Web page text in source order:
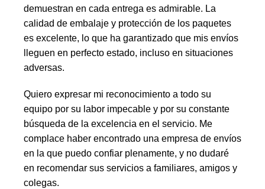
demuestran en cada entrega es admirable. La
calidad de embalaje y protección de los paquetes
es excelente, lo que ha garantizado que mis envíos
lleguen en perfecto estado, incluso en situaciones
adversas.
Quiero expresar mi reconocimiento a todo su
equipo por su labor impecable y por su constante
búsqueda de la excelencia en el servicio. Me
complace haber encontrado una empresa de envíos
en la que puedo confiar plenamente, y no dudaré
en recomendar sus servicios a familiares, amigos y
colegas.